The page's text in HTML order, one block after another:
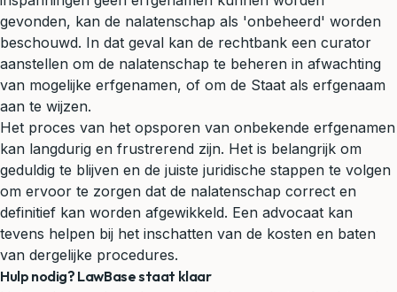
gevonden, kan de nalatenschap als 'onbeheerd' worden
beschouwd. In dat geval kan de rechtbank een curator
aanstellen om de nalatenschap te beheren in afwachting
van mogelijke erfgenamen, of om de Staat als erfgenaam
aan te wijzen.
Het proces van het opsporen van onbekende erfgenamen
kan langdurig en frustrerend zijn. Het is belangrijk om
geduldig te blijven en de juiste juridische stappen te volgen
om ervoor te zorgen dat de nalatenschap correct en
definitief kan worden afgewikkeld. Een advocaat kan
tevens helpen bij het inschatten van de kosten en baten
van dergelijke procedures.
Hulp nodig? LawBase staat klaar